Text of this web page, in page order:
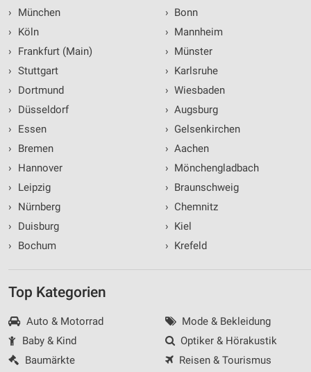
›
München
›
Köln
›
Frankfurt (Main)
› Stuttgart
›
Dortmund
›
Düsseldorf
›
Essen
›
Bremen
›
Hannover
›
Leipzig
›
Nürnberg
›
Duisburg
›
Bochum
› Bonn
› Mannheim
› Münster
› Karlsruhe
› Wiesbaden
› Augsburg
› Gelsenkirchen
› Aachen
› Mönchengladbach
› Braunschweig
› Chemnitz
› Kiel
› Krefeld
Top Kategorien
Auto & Motorrad
Baby & Kind
Baumärkte
Mode & Bekleidung
Optiker & Hörakustik
Reisen & Tourismus